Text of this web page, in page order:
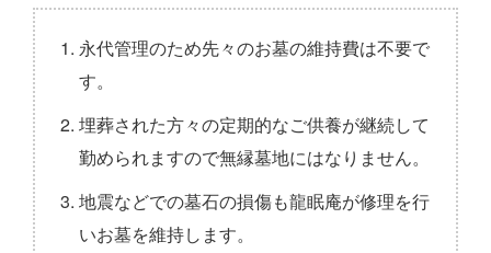
永代管理のため先々のお墓の維持費は不要で
す。
埋葬された方々の定期的なご供養が継続して
勤められますので無縁墓地にはなりません。
地震などでの墓石の損傷も龍眠庵が修理を行
いお墓を維持します。